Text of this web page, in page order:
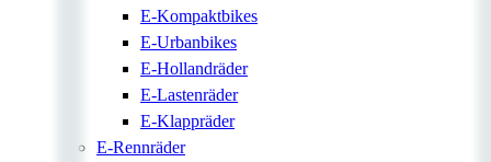
E-Kompaktbikes
E-Urbanbikes
E-Hollandräder
E-Lastenräder
E-Klappräder
E-Rennräder